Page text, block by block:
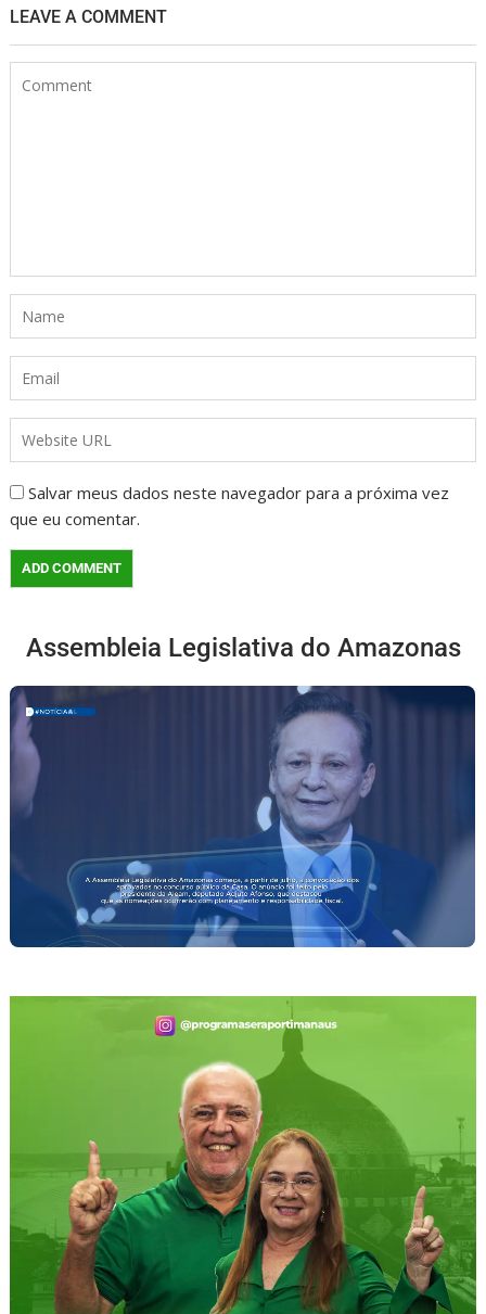
LEAVE A COMMENT
Salvar meus dados neste navegador para a próxima vez
que eu comentar.
Assembleia Legislativa do Amazonas